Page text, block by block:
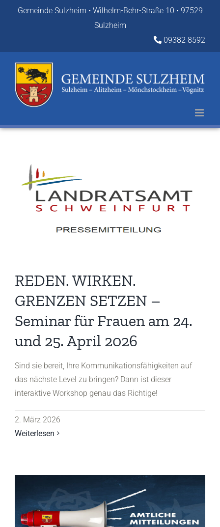
Gemeinde Sulzheim • Wilhelm-Behr-Straße 10 • 97529
Sulzheim
09382 8592
REDEN. WIRKEN.
GRENZEN SETZEN –
Seminar für Frauen am 24.
und 25. April 2026
Sind sie bereit, Ihre Kommunikationsfähigkeiten auf
das nächste Level zu bringen? Dann ist dieser
interaktive Workshop genau das Richtige!
2. März 2026
Weiterlesen